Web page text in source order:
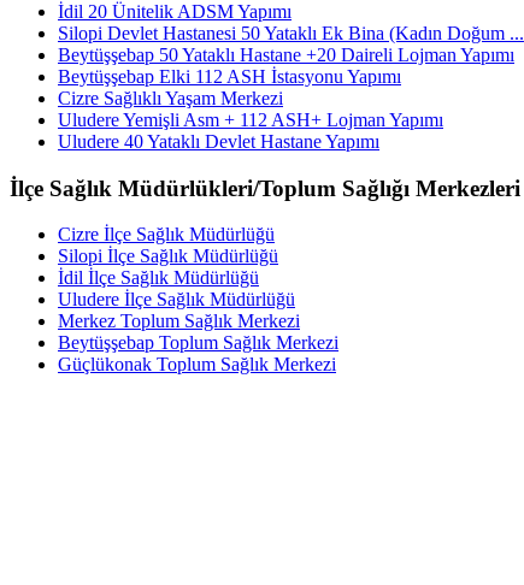
İdil 20 Ünitelik ADSM Yapımı
Silopi Devlet Hastanesi 50 Yataklı Ek Bina (Kadın Doğum ...
Beytüşşebap 50 Yataklı Hastane +20 Daireli Lojman Yapımı
Beytüşşebap Elki 112 ASH İstasyonu Yapımı
Cizre Sağlıklı Yaşam Merkezi
Uludere Yemişli Asm + 112 ASH+ Lojman Yapımı
Uludere 40 Yataklı Devlet Hastane Yapımı
İlçe Sağlık Müdürlükleri/Toplum Sağlığı Merkezleri
Cizre İlçe Sağlık Müdürlüğü
Silopi İlçe Sağlık Müdürlüğü
İdil İlçe Sağlık Müdürlüğü
Uludere İlçe Sağlık Müdürlüğü
Merkez Toplum Sağlık Merkezi
Beytüşşebap Toplum Sağlık Merkezi
Güçlükonak Toplum Sağlık Merkezi